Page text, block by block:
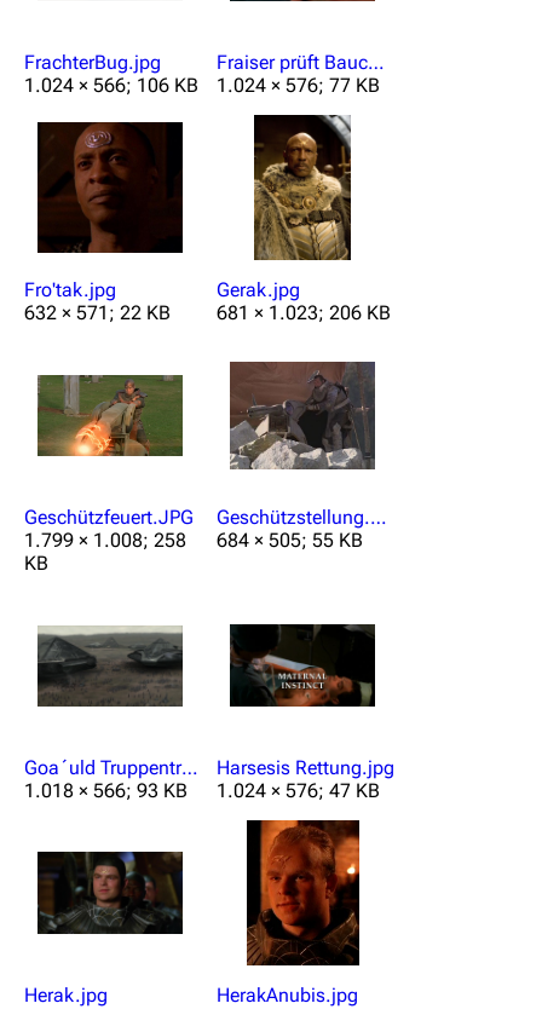
FrachterBug.jpg
1.024 × 566; 106 KB
Fraiser prüft Bauchtasche.jpg
1.024 × 576; 77 KB
Fro'tak.jpg
632 × 571; 22 KB
Gerak.jpg
681 × 1.023; 206 KB
Geschützfeuert.JPG
1.799 × 1.008; 258
KB
Geschützstellung.JPG
684 × 505; 55 KB
Goa´uld Truppentransporter.jpg
1.018 × 566; 93 KB
Harsesis Rettung.jpg
1.024 × 576; 47 KB
Herak.jpg
HerakAnubis.jpg